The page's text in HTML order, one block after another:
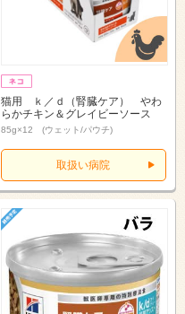
猫用 ｋ／ｄ（腎臓ケア） やわ
らかチキン＆グレイビーソース
85g×12 (ウェット/パウチ)
取扱い病院